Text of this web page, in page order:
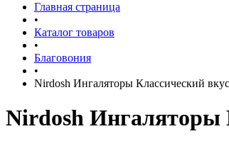
Главная страница
•
Каталог товаров
•
Благовония
•
Nirdosh Ингаляторы Классический
Nirdosh Ингаляторы